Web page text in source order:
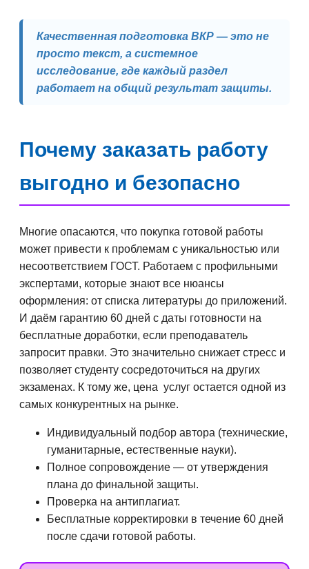
Качественная подготовка ВКР — это не
просто текст, а системное
исследование, где каждый раздел
работает на общий результат защиты.
Почему заказать работу
выгодно и безопасно
Многие опасаются, что покупка готовой работы
может привести к проблемам с уникальностью или
несоответствием ГОСТ. Работаем с профильными
экспертами, которые знают все нюансы
оформления: от списка литературы до приложений.
И даём гарантию 60 дней с даты готовности на
бесплатные доработки, если преподаватель
запросит правки. Это значительно снижает стресс и
позволяет студенту сосредоточиться на других
экзаменах. К тому же, цена услуг остается одной из
самых конкурентных на рынке.
Индивидуальный подбор автора (технические,
гуманитарные, естественные науки).
Полное сопровождение — от утверждения
плана до финальной защиты.
Проверка на антиплагиат.
Бесплатные корректировки в течение 60 дней
после сдачи готовой работы.